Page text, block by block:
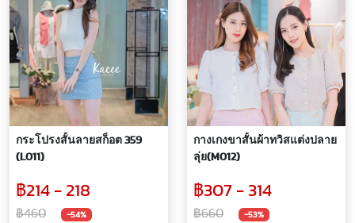
กระโปรงสั้นลายสก็อต 359
(L011)
฿214 - 218
฿460 -54%
กางเกงขาสั้นผ้าทวิสแต่งปลาย
ลุ่ย(M012)
฿307 - 314
฿660 -53%